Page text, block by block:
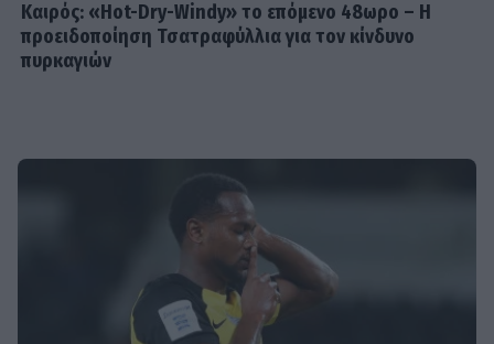
Καιρός: «Hot-Dry-Windy» το επόμενο 48ωρο – Η
προειδοποίηση Τσατραφύλλια για τον κίνδυνο
πυρκαγιών